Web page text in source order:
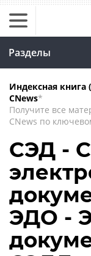
Разделы
Индексная книга
CNews*
Получите все
CNews по
СЭД -
ЭДО -